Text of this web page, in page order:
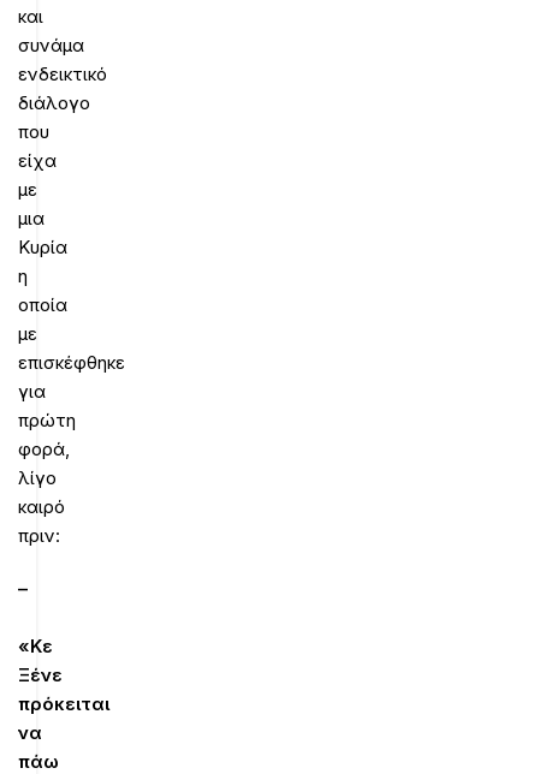
και
συνάμα
ενδεικτικό
διάλογο
που
είχα
με
μια
Κυρία
η
οποία
με
επισκέφθηκε
για
πρώτη
φορά,
λίγο
καιρό
πριν:
–
«Κε
Ξένε
πρόκειται
να
πάω